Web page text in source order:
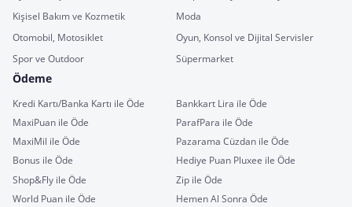
Kişisel Bakım ve Kozmetik
Moda
Otomobil, Motosiklet
Oyun, Konsol ve Dijital Servisler
Spor ve Outdoor
Süpermarket
Ödeme
Kredi Kartı/Banka Kartı ile Öde
Bankkart Lira ile Öde
MaxiPuan ile Öde
ParafPara ile Öde
MaxiMil ile Öde
Pazarama Cüzdan ile Öde
Bonus ile Öde
Hediye Puan Pluxee ile Öde
Shop&Fly ile Öde
Zip ile Öde
World Puan ile Öde
Hemen Al Sonra Öde